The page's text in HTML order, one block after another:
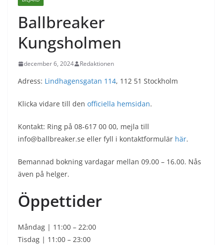
Ballbreaker
Kungsholmen
december 6, 2024 Redaktionen
Adress: Lindhagensgatan 114, 112 51 Stockholm
Klicka vidare till den officiella hemsidan.
Kontakt: Ring på 08-617 00 00, mejla till
info@ballbreaker.se eller fyll i kontaktformulär här.
Bemannad bokning vardagar mellan 09.00 – 16.00. Nås
även på helger.
Öppettider
Måndag | 11:00 – 22:00
Tisdag | 11:00 – 23:00